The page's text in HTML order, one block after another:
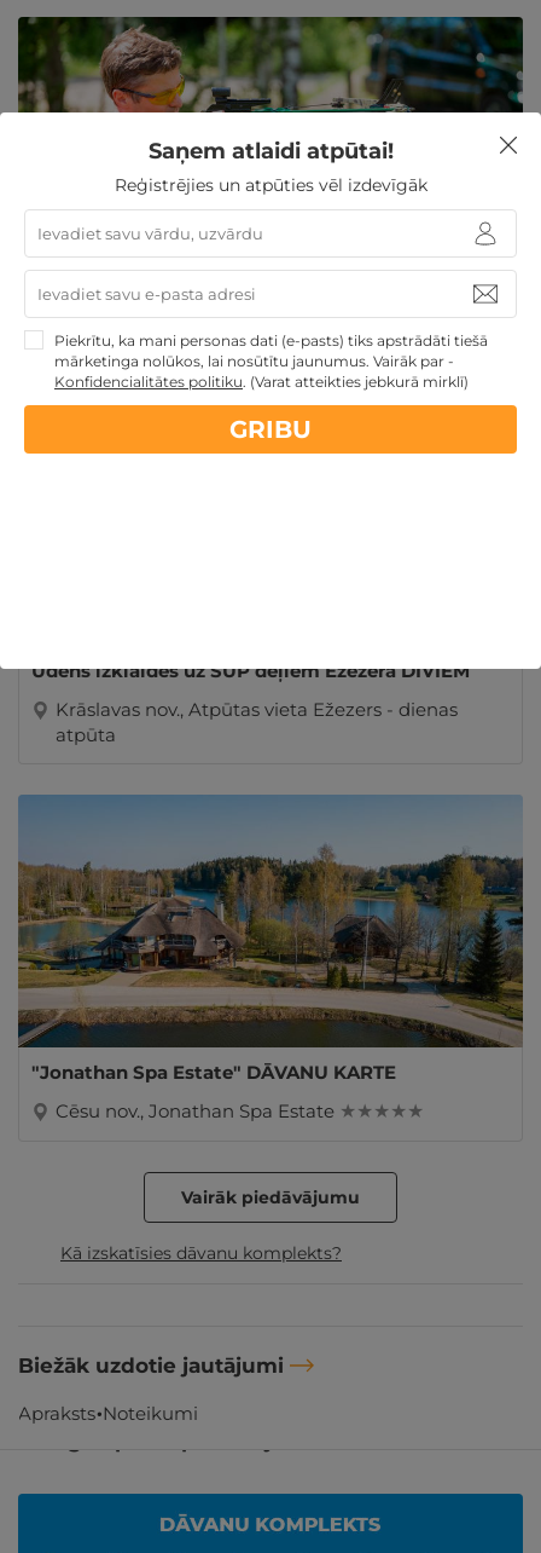
Angļu garais loks + arbalets vai citi ieroči DIVIEM
Ogres nov., Aktīvās atpūtas centrs "AKOTI"
Ūdens izklaides uz SUP dēļiem Ežezerā DIVIEM
Krāslavas nov., Atpūtas vieta Ežezers - dienas
atpūta
"Jonathan Spa Estate" DĀVANU KARTE
Cēsu nov., Jonathan Spa Estate ★ ★ ★ ★ ★
Vairāk piedāvājumu
Kā izskatīsies dāvanu komplekts?
Biežāk uzdotie jautājumi
Apraksts Noteikumi
Saņem atlaidi atpūtai!
Reģistrējies un atpūties vēl izdevīgāk
Piekrītu, ka mani personas dati (e-pasts) tiks apstrādāti tiešā
mārketinga nolūkos, lai nosūtītu jaunumus. Vairāk par -
Konfidencialitātes politiku. (Varat atteikties jebkurā mirklī)
GRIBU